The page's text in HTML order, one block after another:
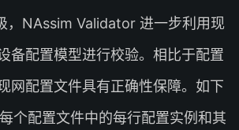
，NAssim Validator 进一步利用现
备配置模型进行校验。相比于配置
网配置文件具有正确性保障。如下
个配置文件中的每行配置实例和其